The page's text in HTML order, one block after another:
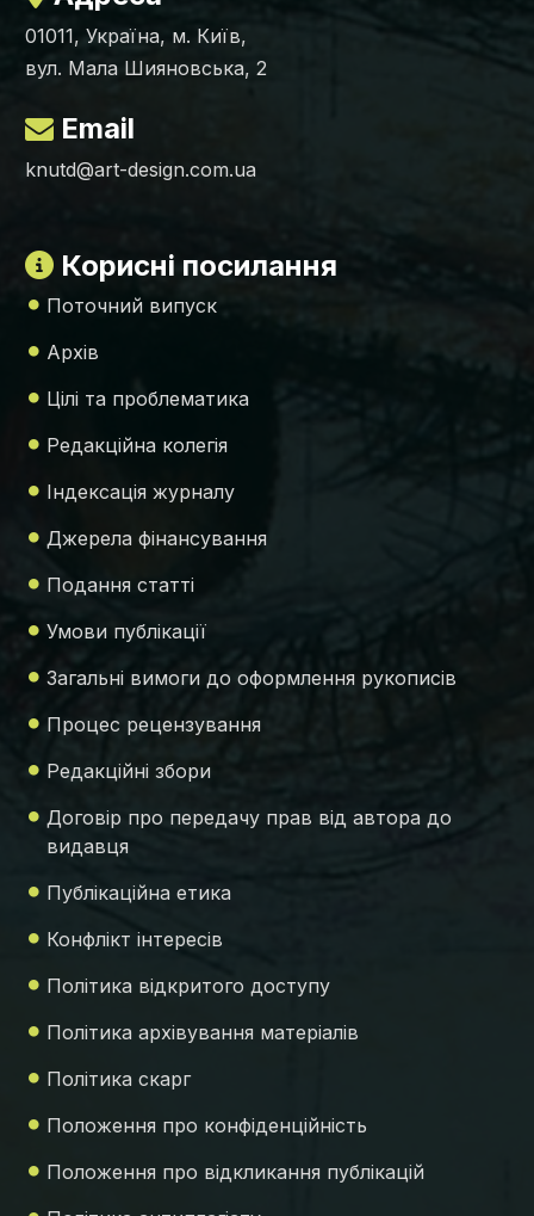
01011, Україна, м. Київ,
вул. Мала Шияновська, 2
Email
knutd@art-design.com.ua
Корисні посилання
Поточний випуск
Архів
Цілі та проблематика
Редакційна колегія
Індексація журналу
Джерела фінансування
Подання статті
Умови публікації
Загальні вимоги до оформлення рукописів
Процес рецензування
Редакційні збори
Договір про передачу прав від автора до
видавця
Публікаційна етика
Конфлікт інтересів
Політика відкритого доступу
Політика архівування матеріалів
Політика скарг
Положення про конфіденційність
Положення про відкликання публікацій